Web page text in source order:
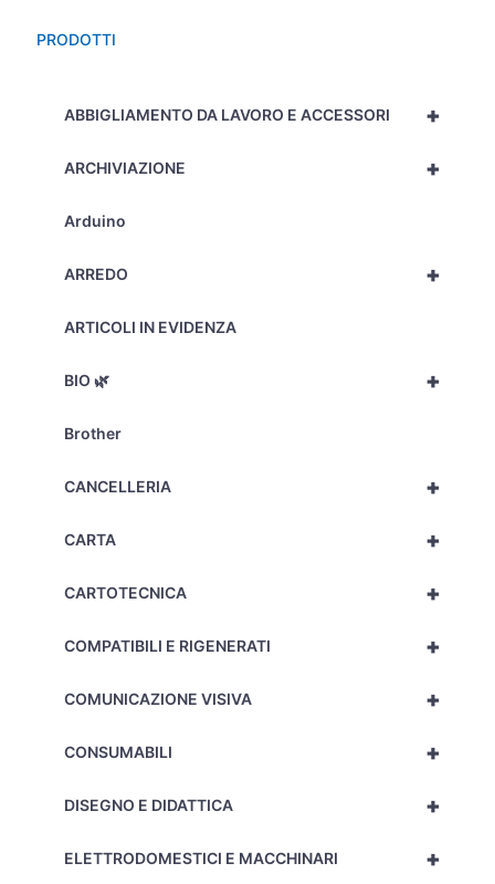
PRODOTTI
+
ABBIGLIAMENTO DA LAVORO E ACCESSORI
+
ARCHIVIAZIONE
Arduino
+
ARREDO
ARTICOLI IN EVIDENZA
+
BIO 🌿
Brother
+
CANCELLERIA
+
CARTA
+
CARTOTECNICA
+
COMPATIBILI E RIGENERATI
+
COMUNICAZIONE VISIVA
+
CONSUMABILI
+
DISEGNO E DIDATTICA
+
ELETTRODOMESTICI E MACCHINARI